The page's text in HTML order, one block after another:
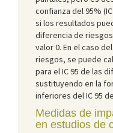
confianza del 95%
si los resultados
diferencia de
valor 0. En el caso
riesgos, se puede
para el IC 95 de las
sustituyendo en la
inferiores del IC 95
Medidas de
en estudios de